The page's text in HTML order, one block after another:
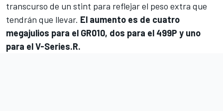
transcurso de un stint para reflejar el peso extra que
tendrán que llevar. El aumento es de cuatro
megajulios para el GR010, dos para el 499P y uno
para el V-Series.R.